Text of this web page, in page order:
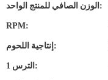
الوزن الصافي للمنتج الواحد:
RPM:
إنتاجية اللحوم:
الترس 1: